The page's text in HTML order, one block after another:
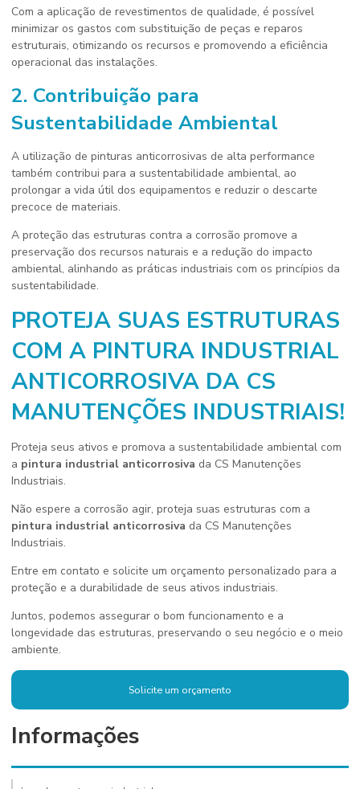
Com a aplicação de revestimentos de qualidade, é possível
minimizar os gastos com substituição de peças e reparos
estruturais, otimizando os recursos e promovendo a eficiência
operacional das instalações.
2. Contribuição para
Sustentabilidade Ambiental
A utilização de pinturas anticorrosivas de alta performance
também contribui para a sustentabilidade ambiental, ao
prolongar a vida útil dos equipamentos e reduzir o descarte
precoce de materiais.
A proteção das estruturas contra a corrosão promove a
preservação dos recursos naturais e a redução do impacto
ambiental, alinhando as práticas industriais com os princípios da
sustentabilidade.
PROTEJA SUAS ESTRUTURAS
COM A PINTURA INDUSTRIAL
ANTICORROSIVA DA CS
MANUTENÇÕES INDUSTRIAIS!
Proteja seus ativos e promova a sustentabilidade ambiental com
a pintura industrial anticorrosiva da CS Manutenções
Industriais.
Não espere a corrosão agir, proteja suas estruturas com a
pintura industrial anticorrosiva da CS Manutenções
Industriais.
Entre em contato e solicite um orçamento personalizado para a
proteção e a durabilidade de seus ativos industriais.
Juntos, podemos assegurar o bom funcionamento e a
longevidade das estruturas, preservando o seu negócio e o meio
ambiente.
Solicite um orçamento
Informações